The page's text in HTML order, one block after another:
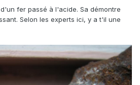
fer passé à l'acide. Sa démontre
Selon les experts ici, y a t'il une